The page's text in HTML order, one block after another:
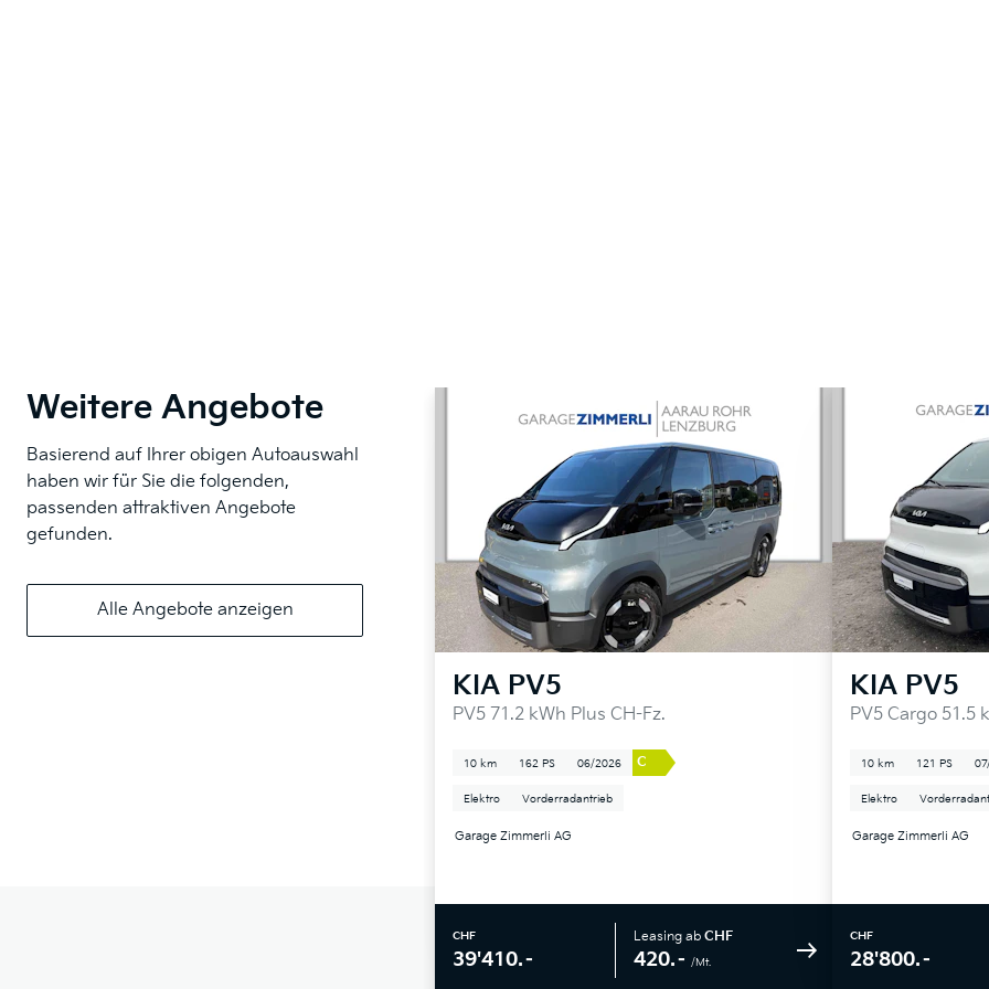
Weitere Angebote
Basierend auf Ihrer obigen Autoauswahl
haben wir für Sie die folgenden,
passenden attraktiven Angebote
gefunden.
Alle Angebote anzeigen
KIA PV5
PV5 71.2 kWh Plus CH-Fz.
10 km 162 PS 06/2026 C
Elektro Vorderradantrieb
Garage Zimmerli AG
CHF
39'410.–
Leasing ab CHF
420.– /Mt.
KIA PV5
PV5 Cargo 51.5
10 km 121 PS
Elektro
Garage Zimmerli AG
CHF
28'800.–